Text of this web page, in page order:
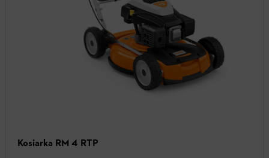
Kosiarka RM 4 RTP